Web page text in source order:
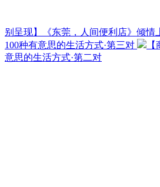
别呈现】《东莞，人间便利店》倾情
100种有意思的生活方式·第三对
意思的生活方式·第二对